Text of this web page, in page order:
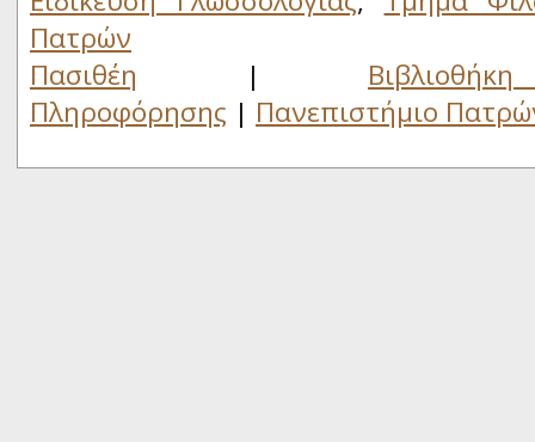
Πατρών
Πασιθέη |
Πληροφόρησης | Πανεπιστήμιο